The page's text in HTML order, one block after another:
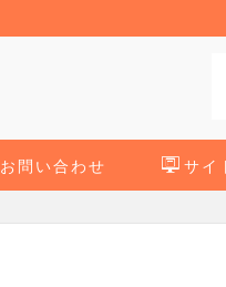
お問い合わせ サイ